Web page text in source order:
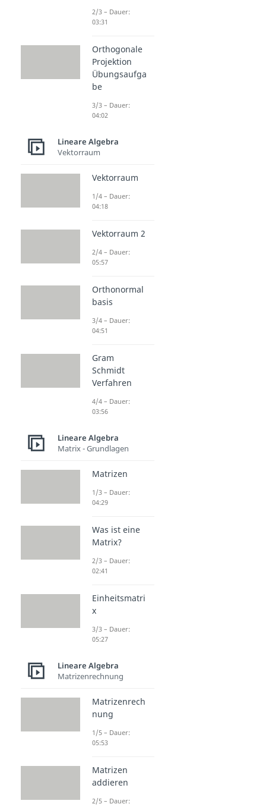
2/3 – Dauer:
03:31
Orthogonale
Projektion
Übungsaufga
be
3/3 – Dauer:
04:02
Lineare Algebra
Vektorraum
Vektorraum
1/4 – Dauer:
04:18
Vektorraum 2
2/4 – Dauer:
05:57
Orthonormal
basis
3/4 – Dauer:
04:51
Gram
Schmidt
Verfahren
4/4 – Dauer:
03:56
Lineare Algebra
Matrix - Grundlagen
Matrizen
1/3 – Dauer:
04:29
Was ist eine
Matrix?
2/3 – Dauer:
02:41
Einheitsmatri
x
3/3 – Dauer:
05:27
Lineare Algebra
Matrizenrechnung
Matrizenrech
nung
1/5 – Dauer:
05:53
Matrizen
addieren
2/5 – Dauer: